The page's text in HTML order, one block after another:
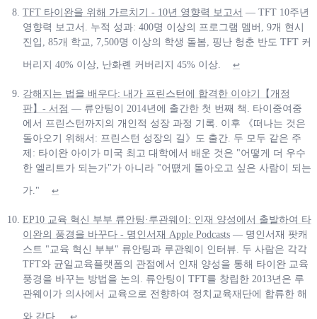
TFT 타이완을 위해 가르치기 - 10년 영향력 보고서 — TFT 10주년
영향력 보고서. 누적 성과: 400명 이상의 프로그램 멤버, 9개 현시
진입, 85개 학교, 7,500명 이상의 학생 돌봄, 핑난 헝춘 반도 TFT 커
버리지 40% 이상, 난화롄 커버리지 45% 이상. ↩
강해지는 법을 배우다: 내가 프린스턴에 합격한 이야기【개정
판】- 서점 — 류안팅이 2014년에 출간한 첫 번째 책. 타이중여중
에서 프린스턴까지의 개인적 성장 과정 기록. 이후 《떠나는 것은
돌아오기 위해서: 프린스턴 성장의 길》도 출간. 두 모두 같은 주
제: 타이완 아이가 미국 최고 대학에서 배운 것은 "어떻게 더 우수
한 엘리트가 되는가"가 아니라 "어떖게 돌아오고 싶은 사람이 되는
가." ↩
EP10 교육 혁신 부부 류안팅·루관웨이: 인재 양성에서 출발하여 타
이완의 풍경을 바꾸다 - 명인서재 Apple Podcasts — 명인서재 팟캐
스트 "교육 혁신 부부" 류안팅과 루관웨이 인터뷰. 두 사람은 각각
TFT와 균일교육플랫폼의 관점에서 인재 양성을 통해 타이완 교육
풍경을 바꾸는 방법을 논의. 류안팅이 TFT를 창립한 2013년은 루
관웨이가 의사에서 교육으로 전향하여 정치교육재단에 합류한 해
와 같다.